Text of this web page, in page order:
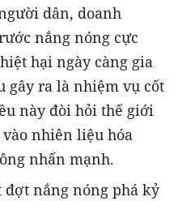
dân, doanh
nắng nóng cực
hại ngày càng gia
gây ra là nhiệm vụ cốt
này đòi hỏi thế giới
nhiên liệu hóa
nhấn mạnh.
đợt nắng nóng phá kỷ